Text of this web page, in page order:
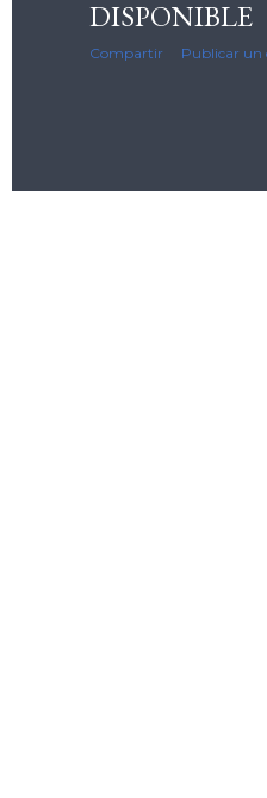
DISPONIBLE
Compartir Publicar un